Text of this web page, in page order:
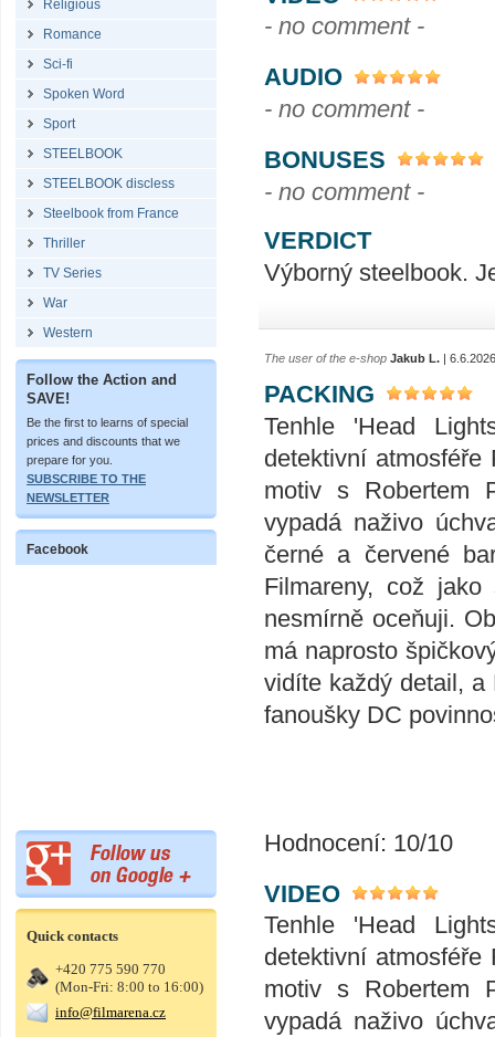
Religious
Romance
Sci-fi
Spoken Word
Sport
STEELBOOK
STEELBOOK discless
Steelbook from France
Thriller
TV Series
War
Western
Follow the Action and
SAVE!
Be the first to learns of special
prices and discounts that we
prepare for you.
SUBSCRIBE TO THE
NEWSLETTER
Facebook
Quick contacts
+420 775 590 770
(Mon-Fri: 8:00 to 16:00)
info@filmarena.cz
- no comment -
AUDIO
- no comment -
BONUSES
- no comment -
VERDICT
Výborný steelbook.
The user of the e-shop Jakub L. |
PACKING
Tenhle 'Head
detektivní atmosféře
motiv s Robertem
vypadá naživo
černé a červené
Filmareny, což
nesmírně oceňuji.
má naprosto
vidíte každý detail, a
fanoušky DC
Hodnocení: 10/10
VIDEO
Tenhle 'Head
detektivní atmosféře
motiv s Robertem
vypadá naživo